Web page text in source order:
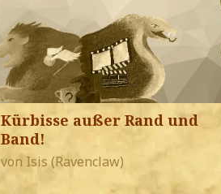
Kürbisse außer Rand und
Band!
von Isis (Ravenclaw)